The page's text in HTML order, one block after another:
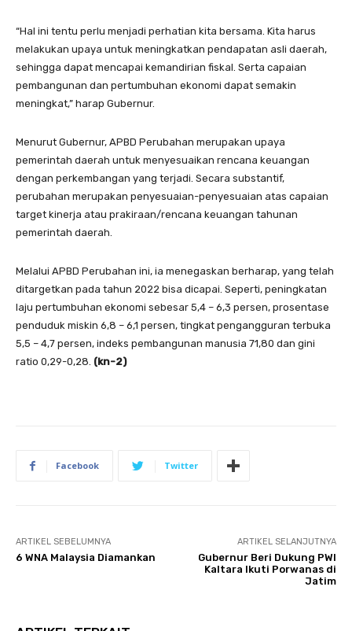
“Hal ini tentu perlu menjadi perhatian kita bersama. Kita harus
melakukan upaya untuk meningkatkan pendapatan asli daerah,
sehingga dapat mencapai kemandirian fiskal. Serta capaian
pembangunan dan pertumbuhan ekonomi dapat semakin
meningkat,” harap Gubernur.
Menurut Gubernur, APBD Perubahan merupakan upaya
pemerintah daerah untuk menyesuaikan rencana keuangan
dengan perkembangan yang terjadi. Secara substantif,
perubahan merupakan penyesuaian-penyesuaian atas capaian
target kinerja atau prakiraan/rencana keuangan tahunan
pemerintah daerah.
Melalui APBD Perubahan ini, ia menegaskan berharap, yang telah
ditargetkan pada tahun 2022 bisa dicapai. Seperti, peningkatan
laju pertumbuhan ekonomi sebesar 5,4 – 6,3 persen, prosentase
penduduk miskin 6,8 – 6,1 persen, tingkat pengangguran terbuka
5,5 – 4,7 persen, indeks pembangunan manusia 71,80 dan gini
ratio 0,29-0,28. (kn-2)
Facebook Twitter
ARTIKEL SEBELUMNYA
6 WNA Malaysia Diamankan
ARTIKEL SELANJUTNYA
Gubernur Beri Dukung PWI
Kaltara Ikuti Porwanas di
Jatim